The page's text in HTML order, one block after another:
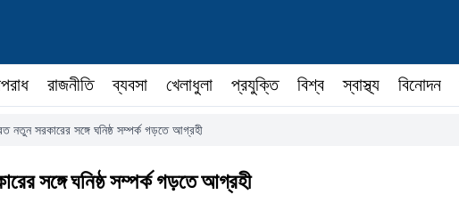
রাজনীতি ব্যবসা খেলাধুলা প্রযুক্তি বিশ্ব স্বাস্থ্য বিনোদন
নতুন সরকারের সঙ্গে ঘনিষ্ঠ সম্পর্ক গড়তে আগ্রহী
সঙ্গে ঘনিষ্ঠ সম্পর্ক গড়তে আগ্রহী